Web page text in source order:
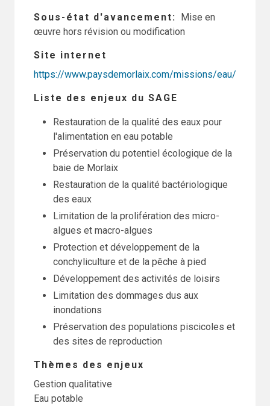
Sous-état d'avancement
Mise en
œuvre hors révision ou modification
Site internet
https://www.paysdemorlaix.com/missions/eau/
Liste des enjeux du SAGE
Restauration de la qualité des eaux pour
l'alimentation en eau potable
Préservation du potentiel écologique de la
baie de Morlaix
Restauration de la qualité bactériologique
des eaux
Limitation de la prolifération des micro-
algues et macro-algues
Protection et développement de la
conchyliculture et de la pêche à pied
Développement des activités de loisirs
Limitation des dommages dus aux
inondations
Préservation des populations piscicoles et
des sites de reproduction
Thèmes des enjeux
Gestion qualitative
Eau potable